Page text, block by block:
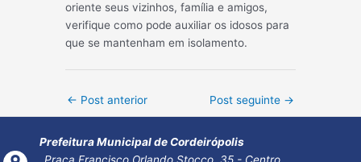
oriente seus vizinhos, família e amigos,
verifique como pode auxiliar os idosos para
que se mantenham em isolamento.
Post
← Post anterior Post seguinte →
Prefeitura Municipal de Cordeirópolis
Praça Francisco Orlando Stocco, 35 - Centro